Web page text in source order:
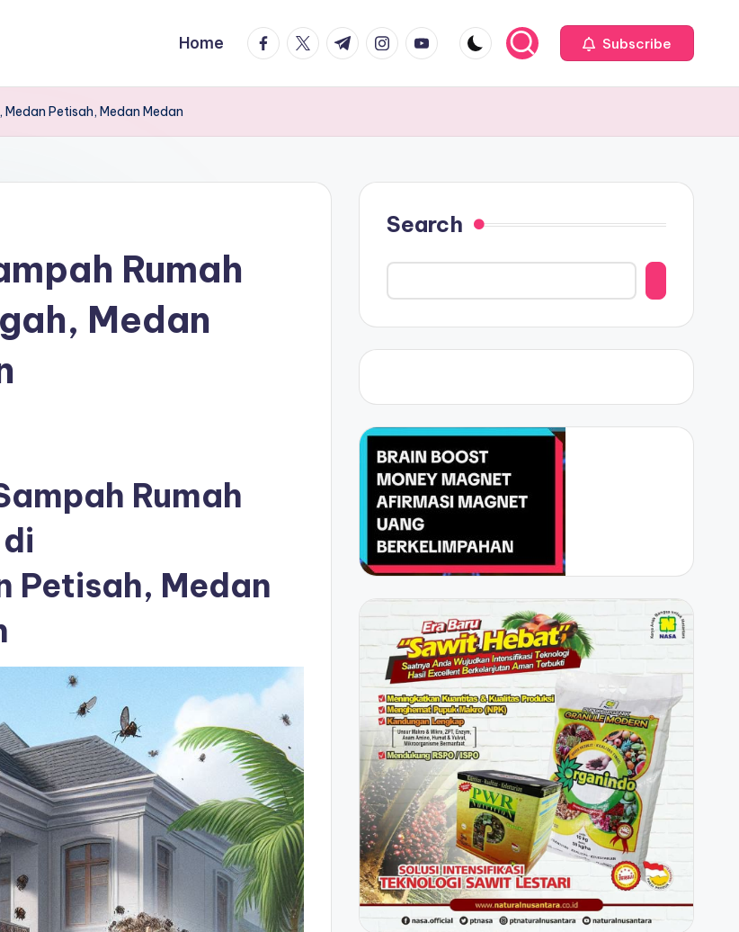
Home facebook.com
twitter.com
t.me instagram.com
youtube.com Subscribe
Petisah, Medan Medan
Rumah
Medan
Rumah
Petisah, Medan
Search